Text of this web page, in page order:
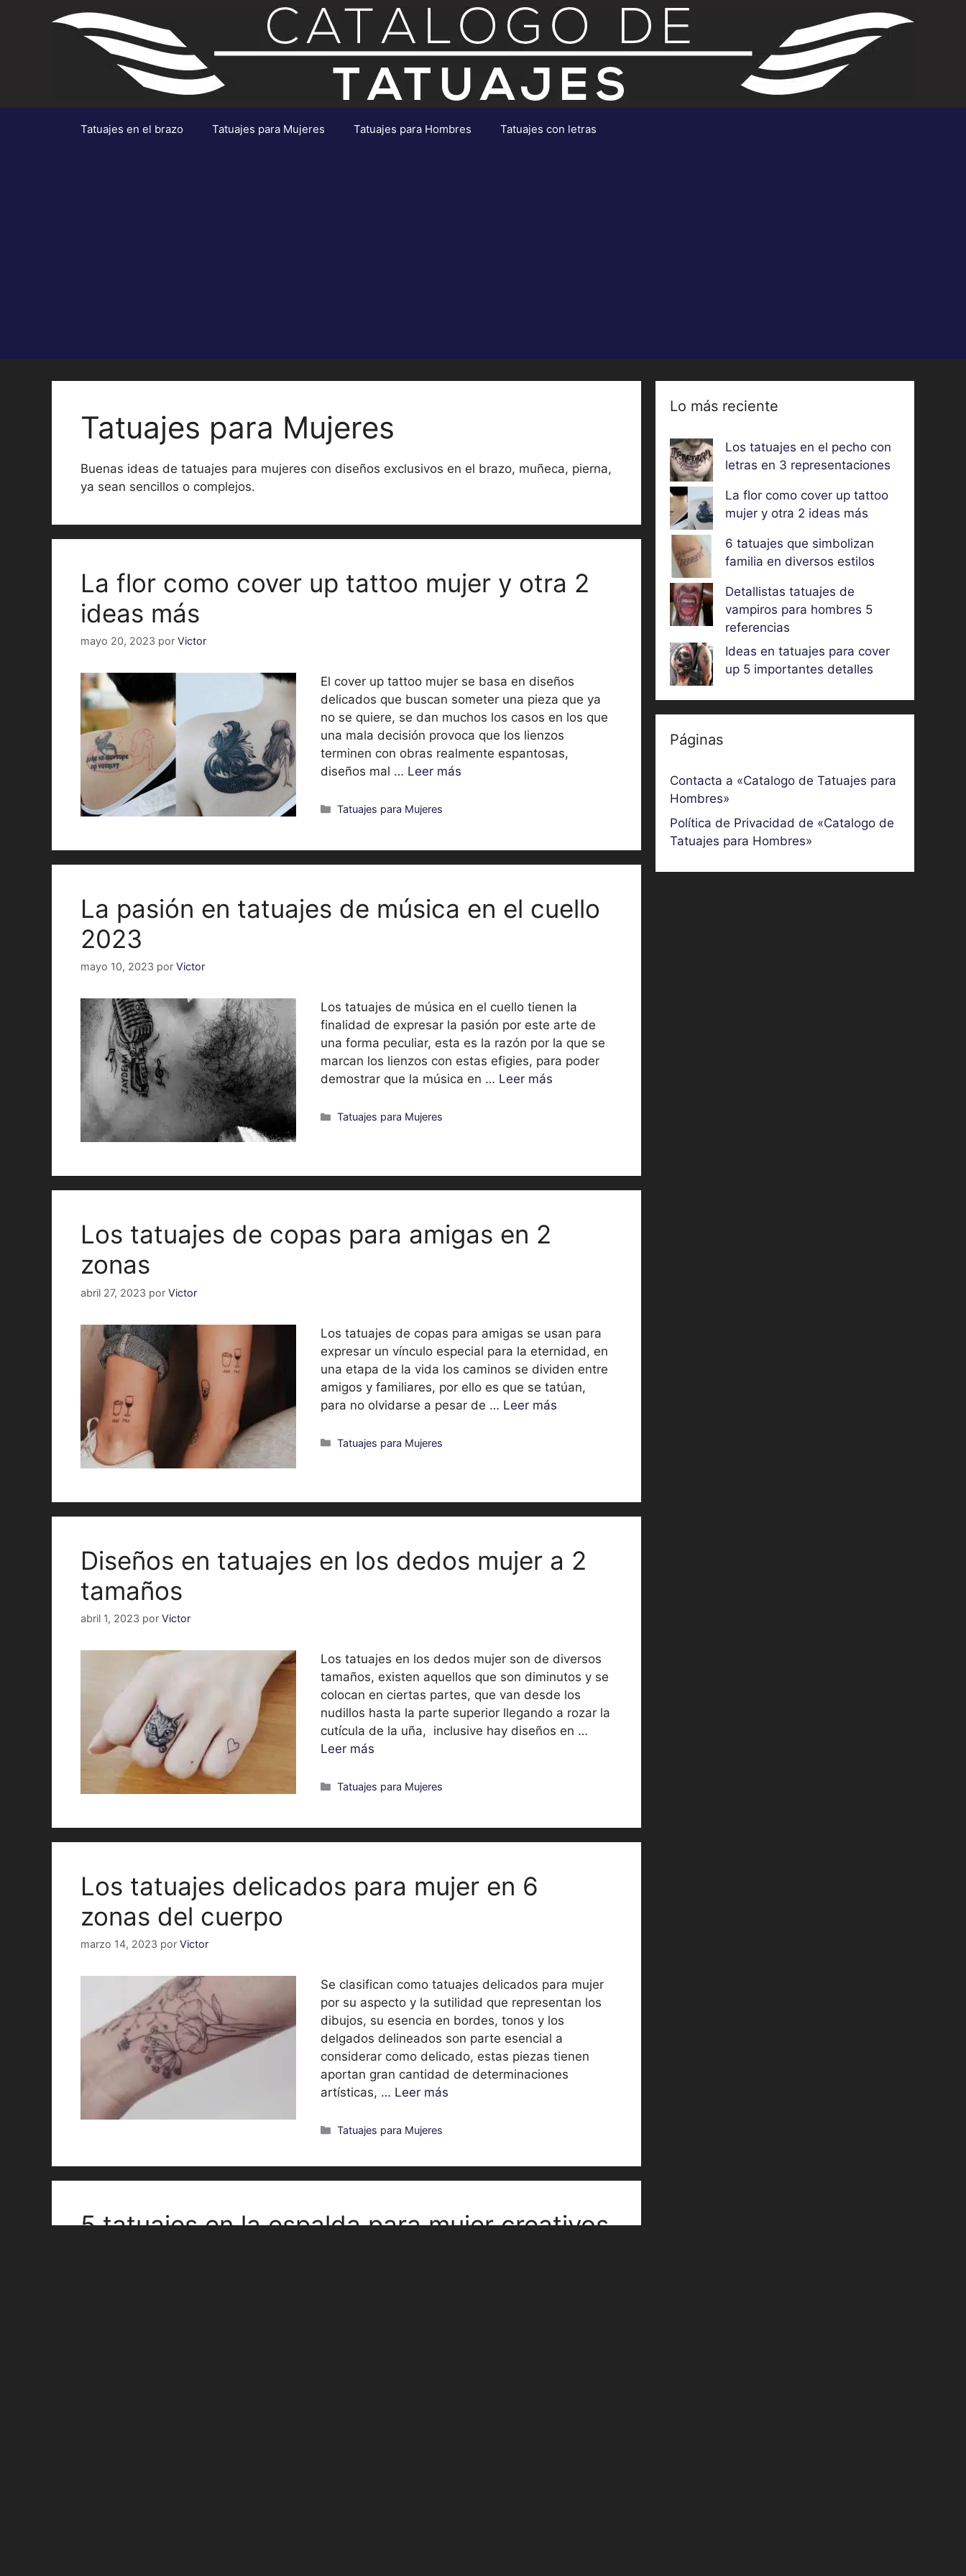
Tatuajes en el brazo Tatuajes para Mujeres Tatuajes para Hombres Tatuajes con letras
Tatuajes para Mujeres
Buenas ideas de tatuajes para mujeres con diseños exclusivos en el brazo, muñeca, pierna,
ya sean sencillos o complejos.
La flor como cover up tattoo mujer y otra 2
ideas más
mayo 20, 2023 por Victor
El cover up tattoo mujer se basa en diseños
delicados que buscan someter una pieza que ya
no se quiere, se dan muchos los casos en los que
una mala decisión provoca que los lienzos
terminen con obras realmente espantosas,
diseños mal … Leer más
Categorías
Tatuajes para Mujeres
La pasión en tatuajes de música en el cuello
2023
mayo 10, 2023 por Victor
Los tatuajes de música en el cuello tienen la
finalidad de expresar la pasión por este arte de
una forma peculiar, esta es la razón por la que se
marcan los lienzos con estas efigies, para poder
demostrar que la música en … Leer más
Categorías
Tatuajes para Mujeres
Los tatuajes de copas para amigas en 2
zonas
abril 27, 2023 por Victor
Los tatuajes de copas para amigas se usan para
expresar un vínculo especial para la eternidad, en
una etapa de la vida los caminos se dividen entre
amigos y familiares, por ello es que se tatúan,
para no olvidarse a pesar de … Leer más
Categorías
Tatuajes para Mujeres
Diseños en tatuajes en los dedos mujer a 2
tamaños
abril 1, 2023 por Victor
Los tatuajes en los dedos mujer son de diversos
tamaños, existen aquellos que son diminutos y se
colocan en ciertas partes, que van desde los
nudillos hasta la parte superior llegando a rozar la
cutícula de la uña, inclusive hay diseños en …
Leer más
Categorías
Tatuajes para Mujeres
Los tatuajes delicados para mujer en 6
zonas del cuerpo
marzo 14, 2023 por Victor
Se clasifican como tatuajes delicados para mujer
por su aspecto y la sutilidad que representan los
dibujos, su esencia en bordes, tonos y los
delgados delineados son parte esencial a
considerar como delicado, estas piezas tienen
aportan gran cantidad de determinaciones
artísticas, … Leer más
Categorías
Tatuajes para Mujeres
5 tatuajes en la espalda para mujer creativos
Lo más reciente
Los tatuajes en el pecho con
letras en 3 representaciones
La flor como cover up tattoo
mujer y otra 2 ideas más
6 tatuajes que simbolizan
familia en diversos estilos
Detallistas tatuajes de
vampiros para hombres 5
referencias
Ideas en tatuajes para cover
up 5 importantes detalles
Páginas
Contacta a «Catalogo de Tatuajes para
Hombres»
Política de Privacidad de «Catalogo de
Tatuajes para Hombres»